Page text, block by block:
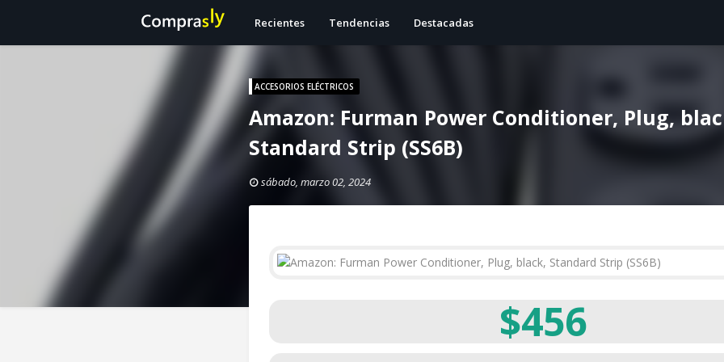
Recientes Tendencias Destacadas
ACCESORIOS ELÉCTRICOS
Amazon: Furman Power Conditioner, Plug,
Standard Strip (SS6B)
sábado, marzo 02, 2024
$456